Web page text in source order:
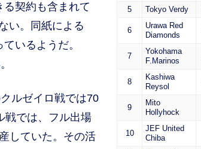
契約も含まれて
い。同紙による
いるようだ。
ルゼイロ戦では70
戦では、フル出場
していた。その活
5 Tokyo Verdy
6
Urawa Red
Diamonds
7
Yokohama
F.Marinos
8
Kashiwa
Reysol
9
Mito
Hollyhock
10
JEF United
Chiba